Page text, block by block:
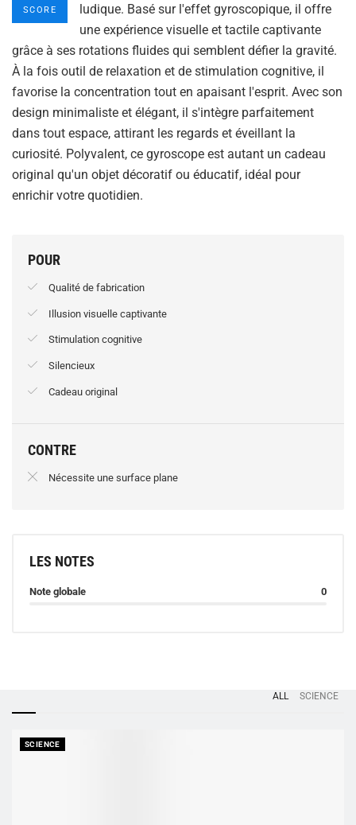
SCORE
ludique. Basé sur l'effet gyroscopique, il offre
une expérience visuelle et tactile captivante
grâce à ses rotations fluides qui semblent défier la gravité.
À la fois outil de relaxation et de stimulation cognitive, il
favorise la concentration tout en apaisant l'esprit. Avec son
design minimaliste et élégant, il s'intègre parfaitement
dans tout espace, attirant les regards et éveillant la
curiosité. Polyvalent, ce gyroscope est autant un cadeau
original qu'un objet décoratif ou éducatif, idéal pour
enrichir votre quotidien.
POUR
Qualité de fabrication
Illusion visuelle captivante
Stimulation cognitive
Silencieux
Cadeau original
CONTRE
Nécessite une surface plane
LES NOTES
Note globale 0
ALL SCIENCE
SCIENCE